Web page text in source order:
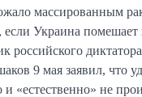
массированным
если Украина
российского
9 мая заявил, что
«естественно» не